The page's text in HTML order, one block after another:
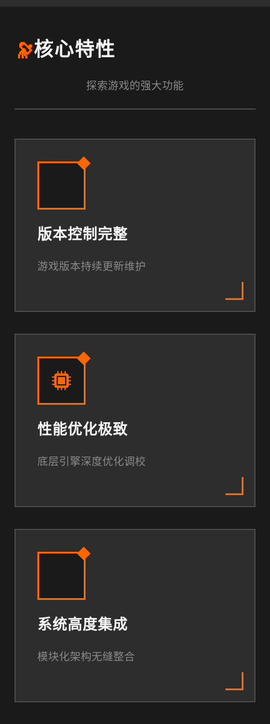
🔭核心特性
探索游戏的强大功能
版本控制完整
游戏版本持续更新维护
性能优化极致
底层引擎深度优化调校
系统高度集成
模块化架构无缝整合